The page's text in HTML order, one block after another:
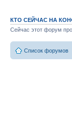
КТО СЕЙЧАС НА
Сейчас этот форум
Список форумов